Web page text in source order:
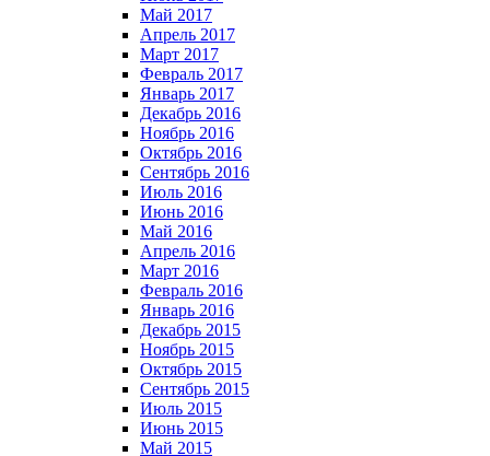
Май 2017
Апрель 2017
Март 2017
Февраль 2017
Январь 2017
Декабрь 2016
Ноябрь 2016
Октябрь 2016
Сентябрь 2016
Июль 2016
Июнь 2016
Май 2016
Апрель 2016
Март 2016
Февраль 2016
Январь 2016
Декабрь 2015
Ноябрь 2015
Октябрь 2015
Сентябрь 2015
Июль 2015
Июнь 2015
Май 2015